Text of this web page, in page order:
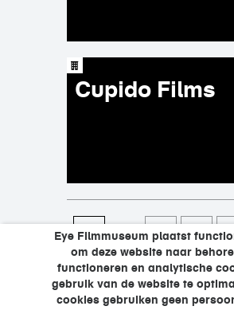
Eye Filmmuseum plaatst
om deze website naar
functioneren en analytische
gebruik van de website te
cookies gebruiken geen
Cupido Films
pagina's
… 862 863
866
867 868 869